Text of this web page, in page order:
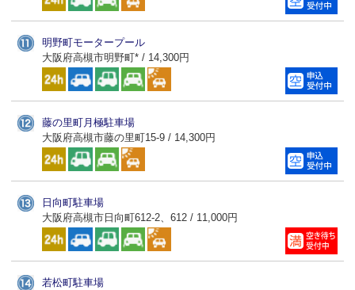
明野町モータープール
大阪府高槻市明野町* / 14,300円
藤の里町月極駐車場
大阪府高槻市藤の里町15-9 / 14,300円
日向町駐車場
大阪府高槻市日向町612-2、612 / 11,000円
若松町駐車場